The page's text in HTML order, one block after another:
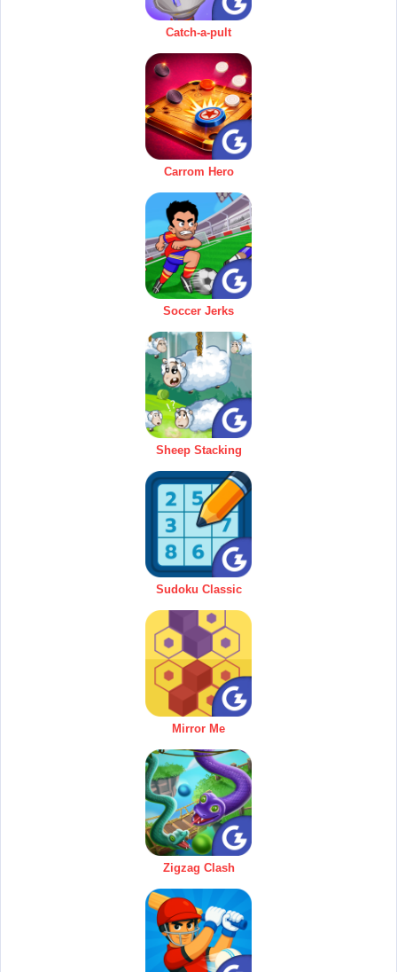
Catch-a-pult
Carrom Hero
Soccer Jerks
Sheep Stacking
Sudoku Classic
Mirror Me
Zigzag Clash